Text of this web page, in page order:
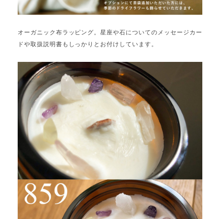
オーガニック布ラッピング。星座や石についてのメッセージカー
ドや取扱説明書もしっかりとお付けしています。